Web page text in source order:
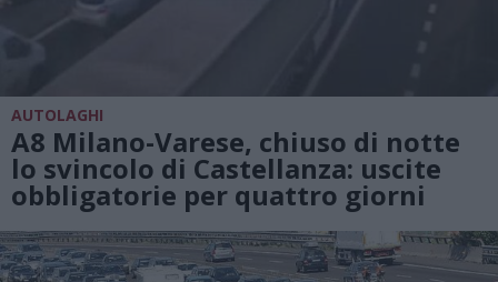
AUTOLAGHI
A8 Milano-Varese, chiuso di notte
lo svincolo di Castellanza: uscite
obbligatorie per quattro giorni